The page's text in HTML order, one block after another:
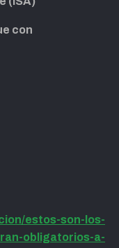
con
estos-son-los-
obligatorios-a-